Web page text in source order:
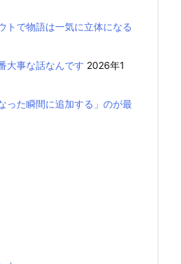
トで物語は一気に立体になる
大事な話なんです 2026年1
った瞬間に追加する」のが最